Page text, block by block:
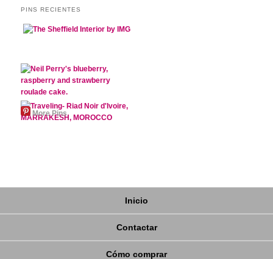
PINS RECIENTES
More Pins
Inicio
Contactar
Cómo comprar